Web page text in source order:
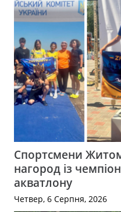
Спортсмени
нагород із
акватлону
Четвер, 6 Серпня, 2026